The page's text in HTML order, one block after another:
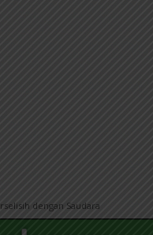
dengan Saudara